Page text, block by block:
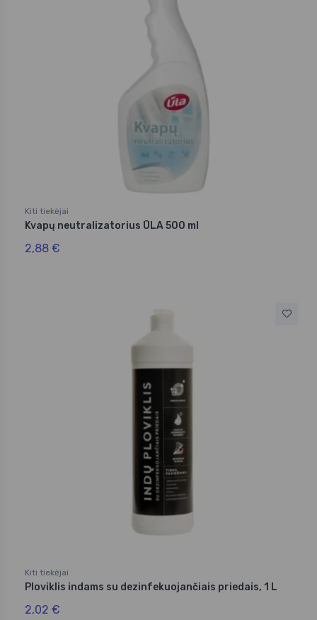
Kiti tiekėjai
Kvapų neutralizatorius ŪLA 500 ml
2,88 €
Kiti tiekėjai
Ploviklis indams su dezinfekuojančiais priedais, 1 L
2,02 €